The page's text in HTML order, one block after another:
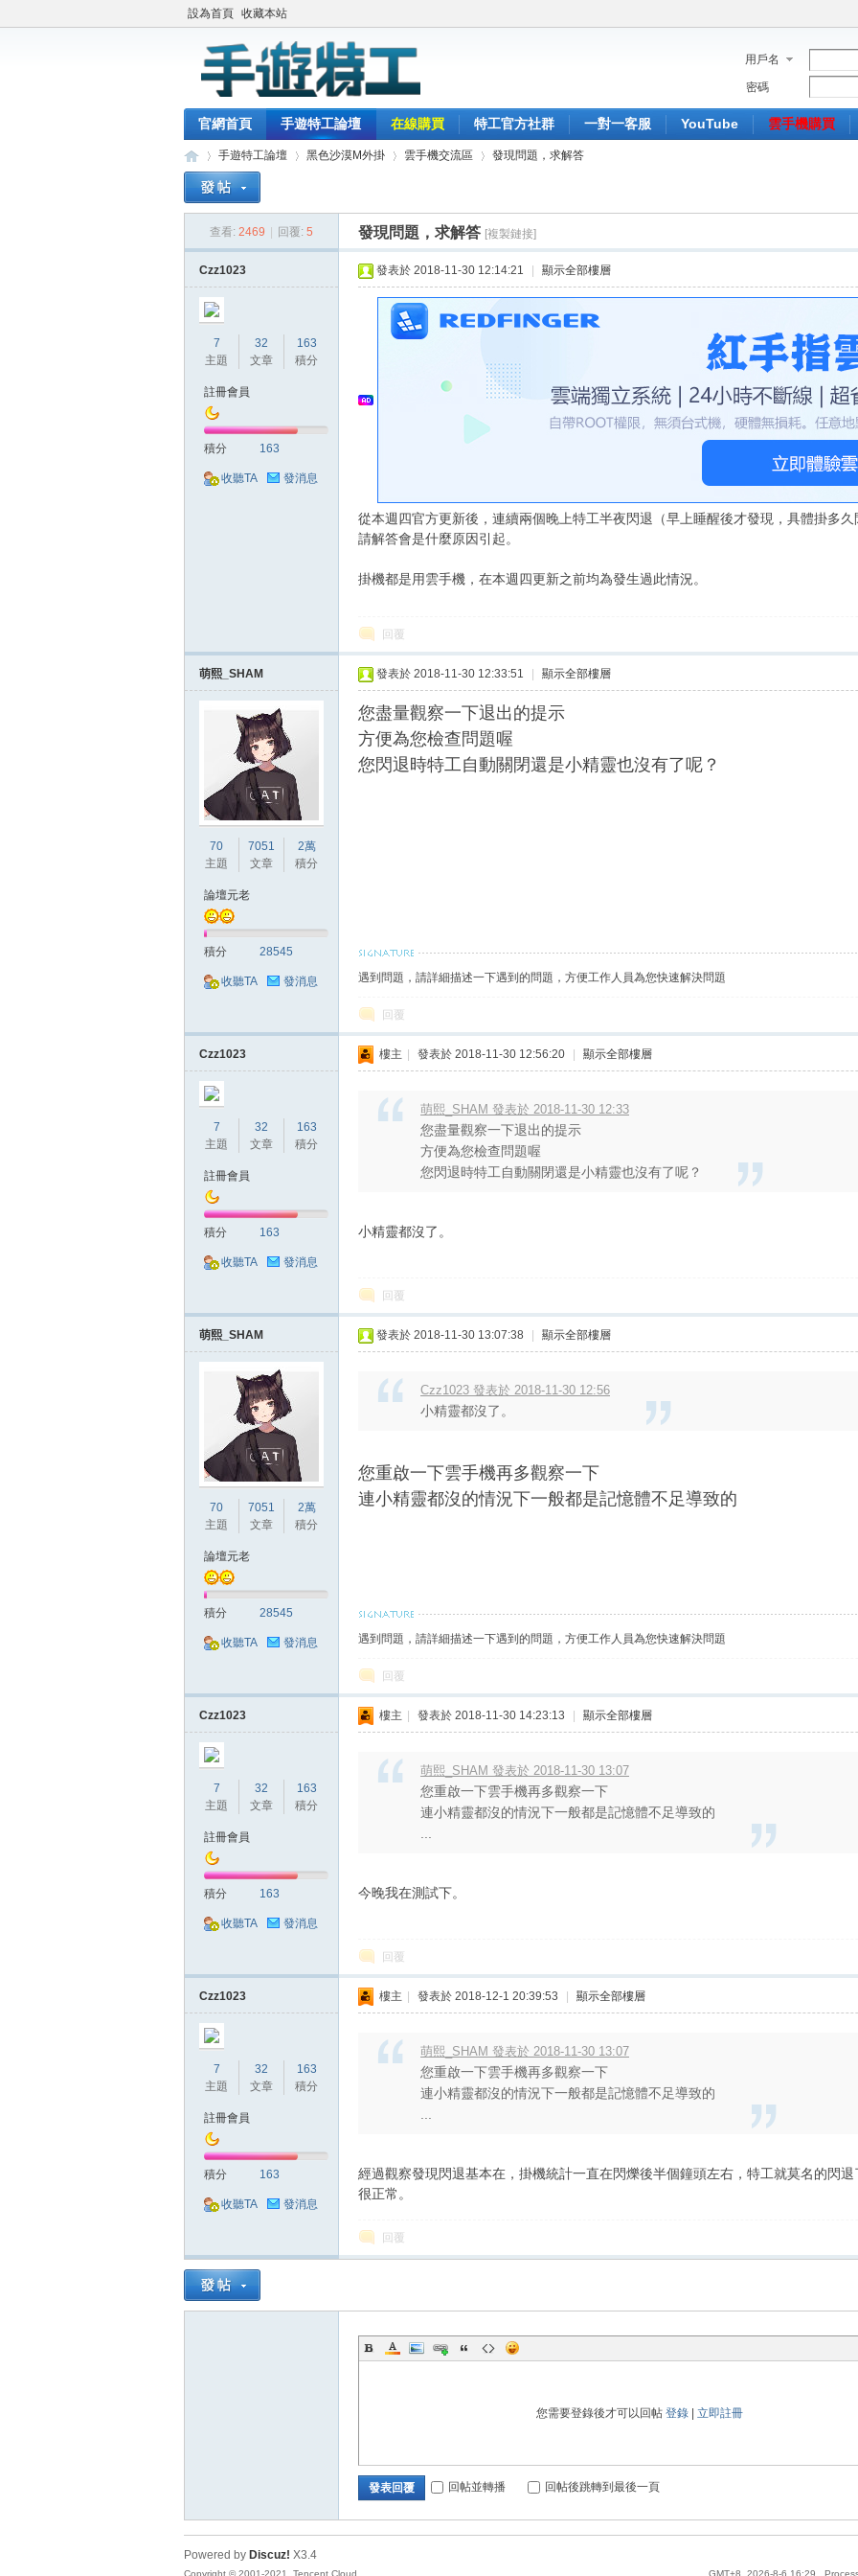
設為首頁 收藏本站
用戶名
密碼
官網首頁 手遊特工論壇 在線購買 特工官方社群 一對一客服 YouTube 雲手機購買
外
手遊特工論壇
›
黑色沙漠M外掛
›
雲手機交流區
›
發現問題，求解答
查看: 2469 回覆: 5 發現問題，求解答 [複製鏈接]
Czz1023
7
主題
32
文章
163
積分
註冊會員
積分 163
收聽TA 發消息
發表於 2018-11-30 12:14:21 顯示全部樓層
從本週四官方更新後，連續兩個晚上特工半夜閃退（早上睡醒後才發現，具體掛多
請解答會是什麼原因引起。
掛機都是用雲手機，在本週四更新之前均為發生過此情況。
回覆
萌熙_SHAM
70
主題
7051
文章
2萬
積分
論壇元老
積分 28545
收聽TA 發消息
發表於 2018-11-30 12:33:51 顯示全部樓層
您盡量觀察一下退出的提示
方便為您檢查問題喔
您閃退時特工自動關閉還是小精靈也沒有了呢？
遇到問題，請詳細描述一下遇到的問題，方便工作人員為您快速解決問題
回覆
Czz1023
7
主題
32
文章
163
積分
註冊會員
積分 163
收聽TA 發消息
樓主 發表於 2018-11-30 12:56:20 顯示全部樓層
萌熙_SHAM 發表於 2018-11-30 12:33
您盡量觀察一下退出的提示
方便為您檢查問題喔
您閃退時特工自動關閉還是小精靈也沒有了呢？
小精靈都沒了。
回覆
萌熙_SHAM
70
主題
7051
文章
2萬
積分
論壇元老
積分 28545
收聽TA 發消息
發表於 2018-11-30 13:07:38 顯示全部樓層
Czz1023 發表於 2018-11-30 12:56
小精靈都沒了。
您重啟一下雲手機再多觀察一下
連小精靈都沒的情況下一般都是記憶體不足導致的
遇到問題，請詳細描述一下遇到的問題，方便工作人員為您快速解決問題
回覆
Czz1023
7
主題
32
文章
163
積分
註冊會員
積分 163
收聽TA 發消息
樓主 發表於 2018-11-30 14:23:13 顯示全部樓層
萌熙_SHAM 發表於 2018-11-30 13:07
您重啟一下雲手機再多觀察一下
連小精靈都沒的情況下一般都是記憶體不足導致的
今晚我在測試下。
回覆
Czz1023
7
主題
32
文章
163
積分
註冊會員
積分 163
收聽TA 發消息
樓主 發表於 2018-12-1 20:39:53 顯示全部樓層
萌熙_SHAM 發表於 2018-11-30 13:07
您重啟一下雲手機再多觀察一下
連小精靈都沒的情況下一般都是記憶體不足導致的
經過觀察發現閃退基本在，掛機統計一直在閃爍後半個鐘頭左右，特工就莫名的閃
很正常。
回覆
您需要登錄後才可以回帖 登錄| 立即註冊
發表回覆 回帖並轉播 回帖後跳轉到最後一頁
GMT+8, 2026-8-6 16:29 ,
Powered by Discuz! X3.4
Copyright © 2001-2021, Tencent Cloud.